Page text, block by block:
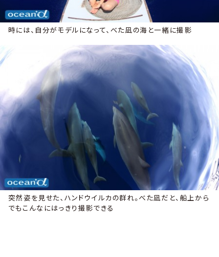
時には、自分がモデルになって、べた凪の海と一緒に撮影
突然姿を見せた、ハンドウイルカの群れ。べた凪だと、船上から
でもこんなにはっきり撮影できる